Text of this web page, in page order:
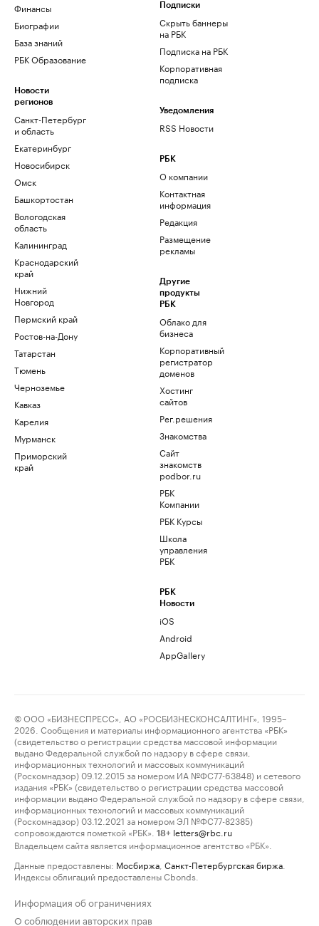
Финансы
Биографии
База знаний
РБК Образование
Новости
регионов
Санкт-Петербург
и область
Екатеринбург
Новосибирск
Омск
Башкортостан
Вологодская
область
Калининград
Краснодарский
край
Нижний
Новгород
Пермский край
Ростов-на-Дону
Татарстан
Тюмень
Черноземье
Кавказ
Карелия
Мурманск
Приморский
край
Подписки
Скрыть баннеры
на РБК
Подписка на РБК
Корпоративная
подписка
Уведомления
RSS Новости
РБК
О компании
Контактная
информация
Редакция
Размещение
рекламы
Другие
продукты
РБК
Облако для
бизнеса
Корпоративный
регистратор
доменов
Хостинг
сайтов
Рег.решения
Знакомства
Сайт
знакомств
podbor.ru
РБК
Компании
РБК Курсы
Школа
управления
РБК
РБК
Новости
iOS
Android
AppGallery
© ООО «БИЗНЕСПРЕСС», АО «РОСБИЗНЕСКОНСАЛТИНГ», 1995–
2026. Сообщения и материалы информационного агентства «РБК»
(свидетельство о регистрации средства массовой информации
выдано Федеральной службой по надзору в сфере связи,
информационных технологий и массовых коммуникаций
(Роскомнадзор) 09.12.2015 за номером ИА №ФС77-63848) и сетевого
издания «РБК» (свидетельство о регистрации средства массовой
информации выдано Федеральной службой по надзору в сфере связи,
информационных технологий и массовых коммуникаций
(Роскомнадзор) 03.12.2021 за номером ЭЛ №ФС77-82385)
сопровождаются пометкой «РБК».
18+ letters@rbc.ru
Владельцем сайта является информационное агентство «РБК».
Данные предоставлены: Мосбиржа Санкт-Петербургская биржа
Индексы облигаций предоставлены Cbonds.
Информация об ограничениях
О соблюдении авторских прав